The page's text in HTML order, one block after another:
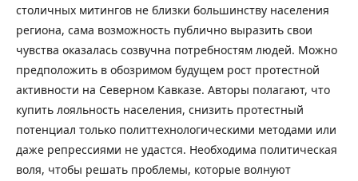
столичных митингов не близки большинству населения
региона, сама возможность публично выразить свои
чувства оказалась созвучна потребностям людей. Можно
предположить в обозримом будущем рост протестной
активности на Северном Кавказе. Авторы полагают, что
купить лояльность населения, снизить протестный
потенциал только политтехнологическими методами или
даже репрессиями не удастся. Необходима политическая
воля, чтобы решать проблемы, которые волнуют